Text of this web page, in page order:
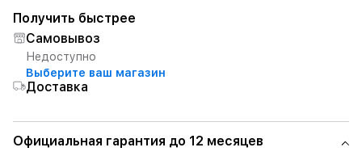
Получить быстрее
Самовывоз
Недоступно
Выберите ваш магазин
Доставка
Официальная гарантия до 12 месяцев